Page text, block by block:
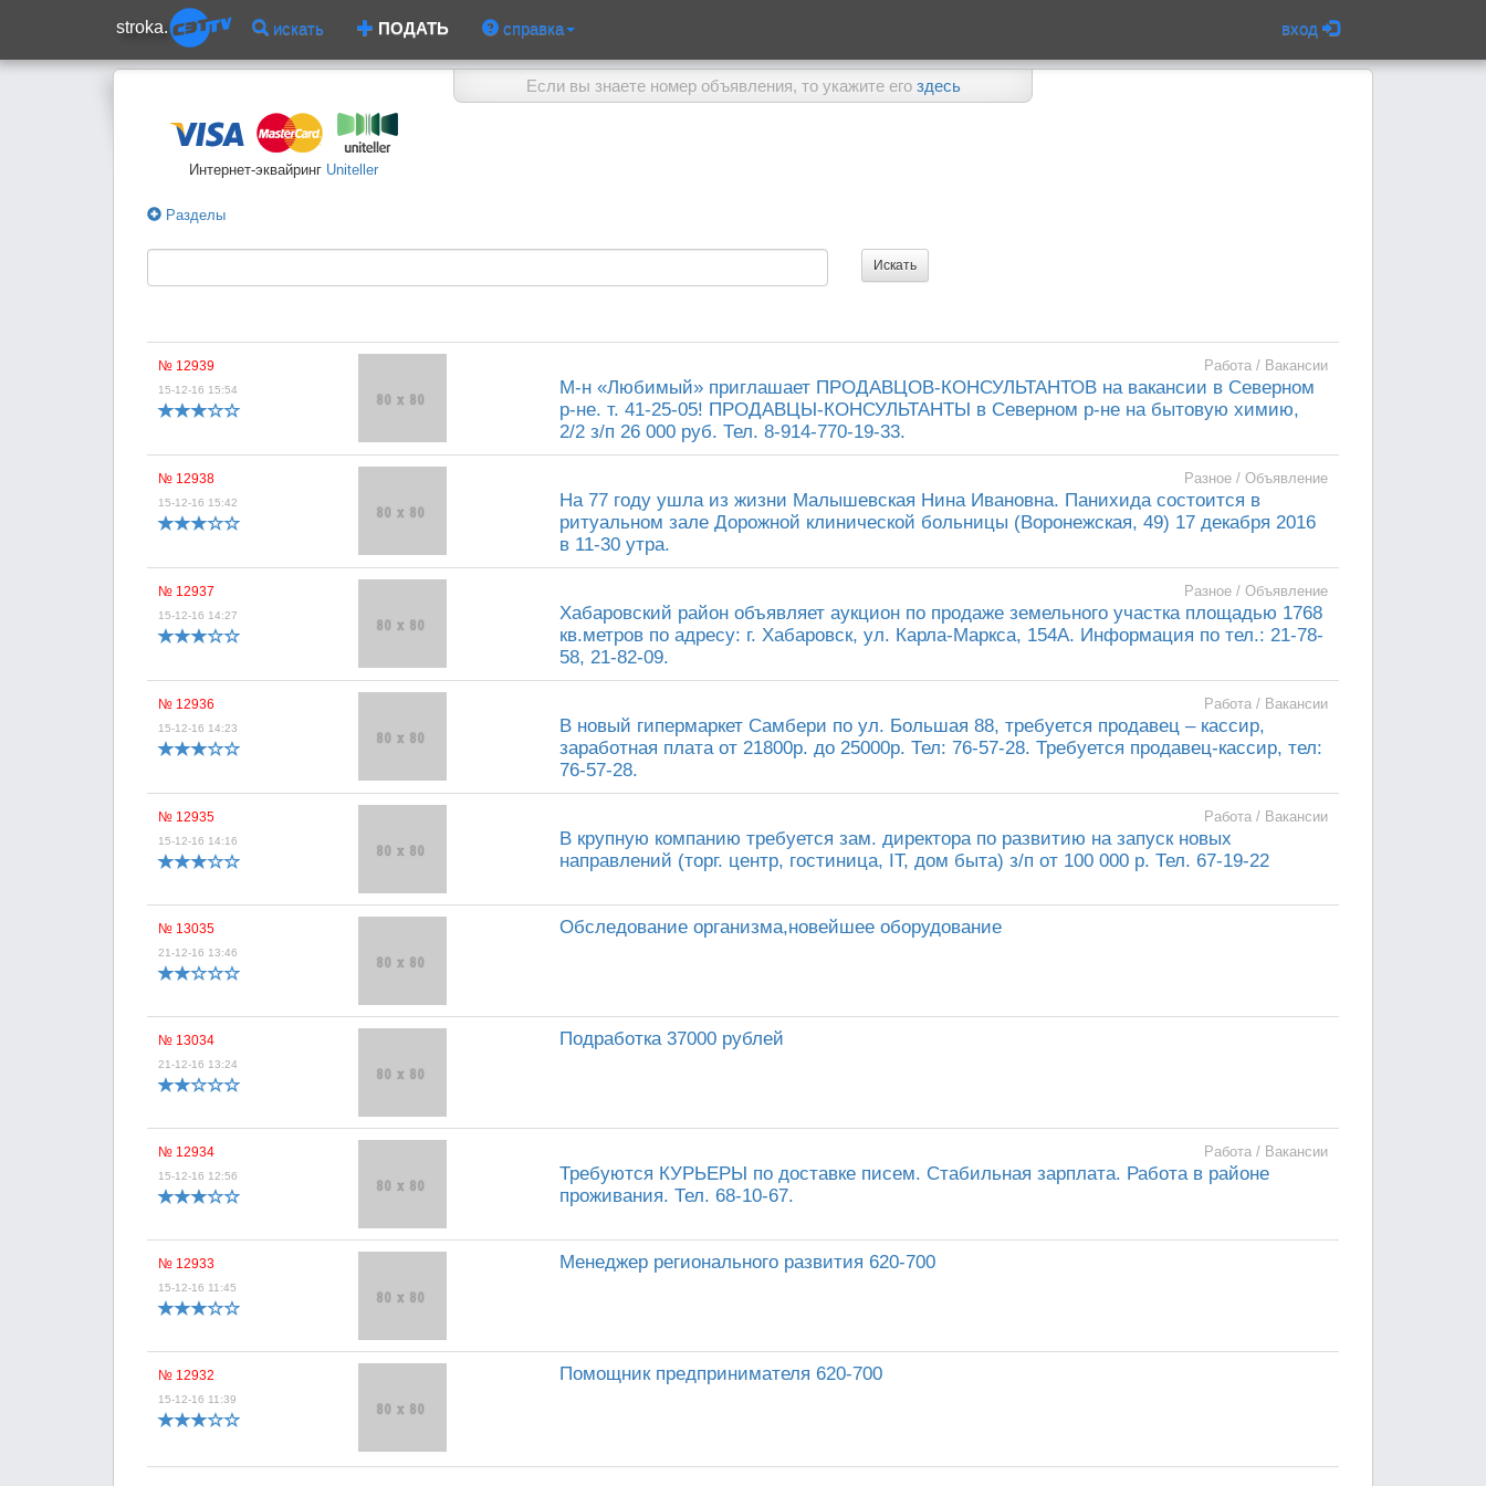
stroka. искать ПОДАТЬ справка вход
Если вы знаете номер объявления, то укажите его здесь
Интернет-эквайринг Uniteller
Разделы
№ 12939
15-12-16 15:54
Работа / Вакансии
М-н «Любимый» приглашает ПРОДАВЦОВ-КОНСУЛЬТАНТОВ на вакансии в Северном
р-не. т. 41-25-05! ПРОДАВЦЫ-КОНСУЛЬТАНТЫ в Северном р-не на бытовую химию,
2/2 з/п 26 000 руб. Тел. 8-914-770-19-33.
№ 12938
15-12-16 15:42
Разное / Объявление
На 77 году ушла из жизни Малышевская Нина Ивановна. Панихида состоится в
ритуальном зале Дорожной клинической больницы (Воронежская, 49) 17 декабря 2016
в 11-30 утра.
№ 12937
15-12-16 14:27
Разное / Объявление
Хабаровский район объявляет аукцион по продаже земельного участка площадью 1768
кв.метров по адресу: г. Хабаровск, ул. Карла-Маркса, 154А. Информация по тел.: 21-78-
58, 21-82-09.
№ 12936
15-12-16 14:23
Работа / Вакансии
В новый гипермаркет Самбери по ул. Большая 88, требуется продавец – кассир,
заработная плата от 21800р. до 25000р. Тел: 76-57-28. Требуется продавец-кассир, тел:
76-57-28.
№ 12935
15-12-16 14:16
Работа / Вакансии
В крупную компанию требуется зам. директора по развитию на запуск новых
направлений (торг. центр, гостиница, IT, дом быта) з/п от 100 000 р. Тел. 67-19-22
№ 13035
21-12-16 13:46
Обследование организма,новейшее оборудование
№ 13034
21-12-16 13:24
Подработка 37000 рублей
№ 12934
15-12-16 12:56
Работа / Вакансии
Требуются КУРЬЕРЫ по доставке писем. Стабильная зарплата. Работа в районе
проживания. Тел. 68-10-67.
№ 12933
15-12-16 11:45
Менеджер регионального развития 620-700
№ 12932
15-12-16 11:39
Помощник предпринимателя 620-700